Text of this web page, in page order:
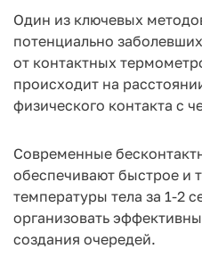
Один из ключевых
потенциально
от контактных
происходит на
физического контакта с
Современные
обеспечивают быстрое и
температуры тела за 1-2
организовать
создания очередей.